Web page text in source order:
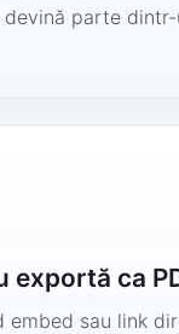
parte
exportă ca
embed sau link